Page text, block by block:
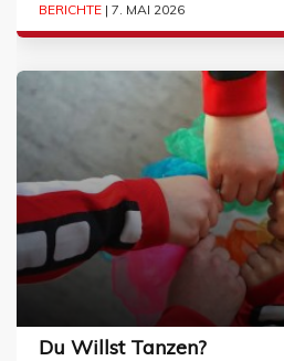
BERICHTE | 7. MAI 2026
Du Willst Tanzen?